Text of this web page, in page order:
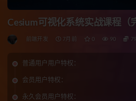
Cesium可视化系统实战课程（
前端开发 7月前 0 90 79
普通用户用户特权：
会员用户特权：
永久会员用户特权：